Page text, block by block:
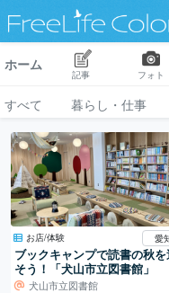
ホーム
記事 フォト
すべて 暮らし・仕事
お店/体験 愛
ブックキャンプで読書の秋
そう！「犬山市立図書館」
犬山市立図書館